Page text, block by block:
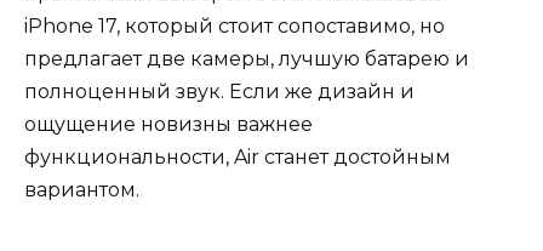
iPhone 17, который стоит сопоставимо, но
предлагает две камеры, лучшую батарею и
полноценный звук. Если же дизайн и
ощущение новизны важнее
функциональности, Air станет достойным
вариантом.